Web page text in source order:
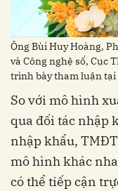
Ông Bùi Huy Hoàng,
và Công nghệ số, Cục
trình bày tham luận tại
So với mô hình
qua đối tác nhập
nhập khẩu,
mô hình khác
có thể tiếp cận